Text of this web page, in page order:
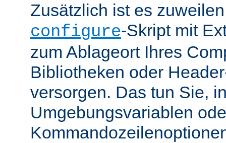
Zusätzlich ist es
configure-Skript mit
zum Ablageort Ihres
Bibliotheken oder
versorgen. Das tun Sie,
Umgebungsvariablen